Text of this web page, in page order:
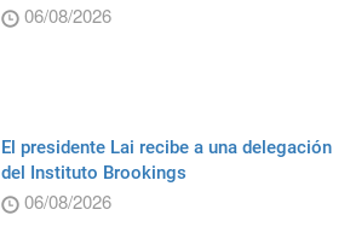
06/08/2026
El presidente Lai recibe a una delegación
del Instituto Brookings
06/08/2026